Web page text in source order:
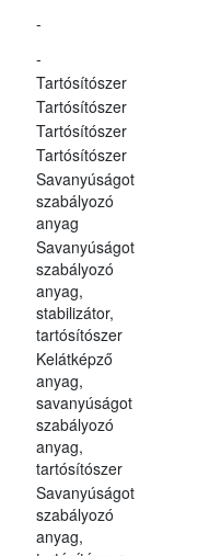
-
-
Tartósítószer
Tartósítószer
Tartósítószer
Tartósítószer
Savanyúságot
szabályozó
anyag
Savanyúságot
szabályozó
anyag,
stabilizátor,
tartósítószer
Kelátképző
anyag,
savanyúságot
szabályozó
anyag,
tartósítószer
Savanyúságot
szabályozó
anyag,